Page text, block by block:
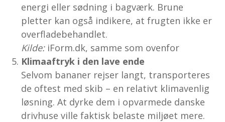
energi eller sødning i bagværk. Brune
pletter kan også indikere, at frugten ikke er
overfladebehandlet.
Kilde:iForm.dk, samme som ovenfor
Klimaaftryk i den lave ende
Selvom bananer rejser langt, transporteres
de oftest med skib – en relativt klima­venlig
løsning. At dyrke dem i opvarmede danske
drivhuse ville faktisk belaste miljøet mere.